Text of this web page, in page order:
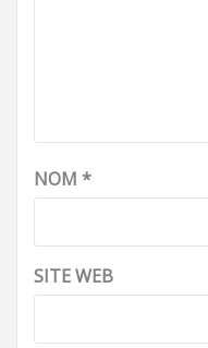
NOM *
SITE WEB